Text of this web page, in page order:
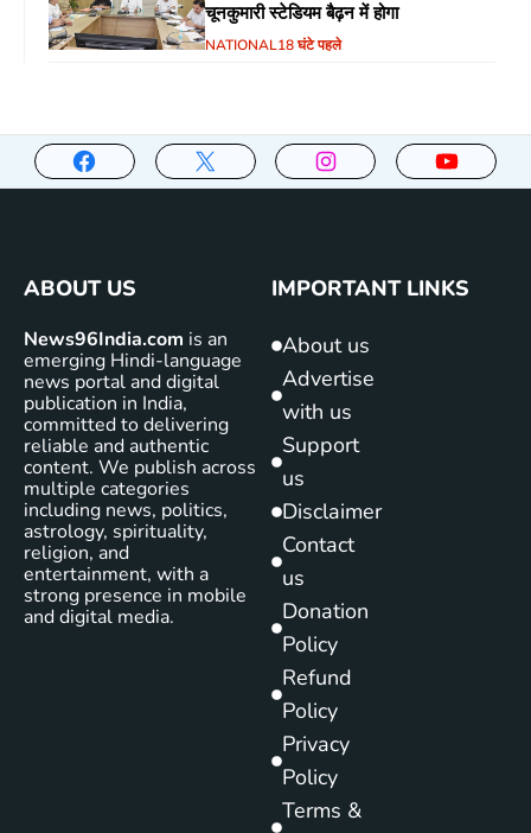
चूनकुमारी स्टेडियम बैढ़न में होगा
NATIONAL18 घंटे पहले
ABOUT US
News96India.com is an
emerging Hindi-language
news portal and digital
publication in India,
committed to delivering
reliable and authentic
content. We publish across
multiple categories
including news, politics,
astrology, spirituality,
religion, and
entertainment, with a
strong presence in mobile
and digital media.
IMPORTANT LINKS
About us
Advertise
with us
Support
us
Disclaimer
Contact
us
Donation
Policy
Refund
Policy
Privacy
Policy
Terms &